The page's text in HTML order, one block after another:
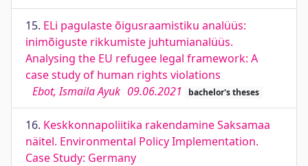
15. ELi pagulaste õigusraamistiku analüüs:
inimõiguste rikkumiste juhtumianalüüs.
Analysing the EU refugee legal framework: A
case study of human rights violations
Ebot, Ismaila Ayuk 09.06.2021 bachelor's theses
16. Keskkonnapoliitika rakendamine Saksamaa
näitel. Environmental Policy Implementation.
Case Study: Germany